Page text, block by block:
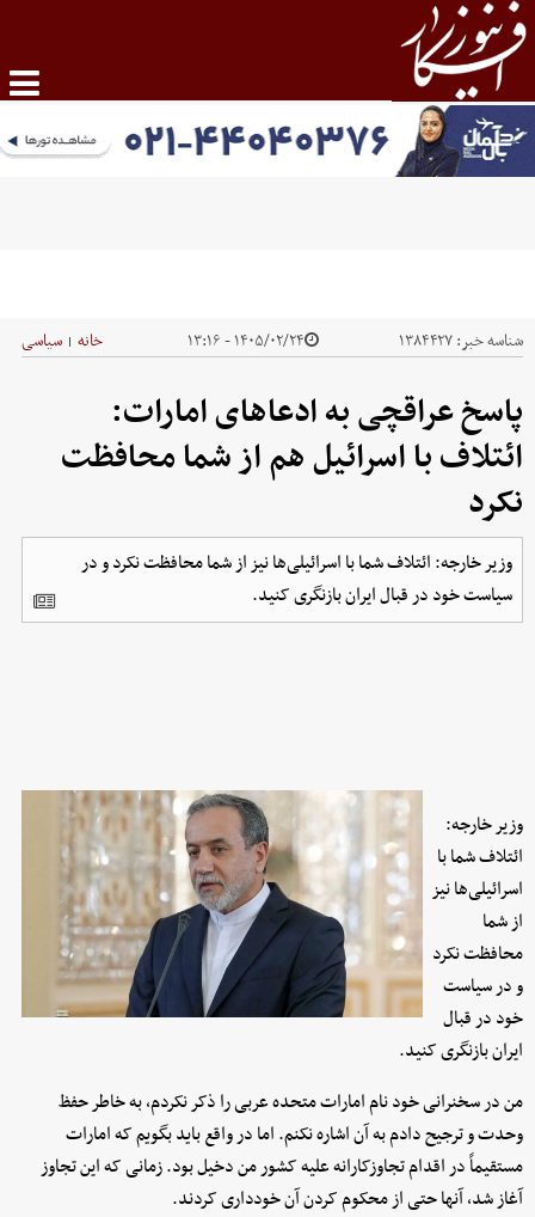
شناسه خبر:۱۳۸۴۴۲۷ ۱۴۰۵/۰۲/۲۴ - ۱۳:۱۶ خانه | سیاسی
پاسخ عراقچی به ادعاهای امارات:
ائتلاف با اسرائیل هم از شما محافظت
نکرد
وزیر خارجه: ائتلاف شما با اسرائیلی‌ها نیز از شما محافظت نکرد و در
سیاست خود در قبال ایران بازنگری کنید.
وزیر خارجه:
ائتلاف شما با
اسرائیلی‌ها نیز
از شما
محافظت نکرد
و در سیاست
خود در قبال
ایران بازنگری کنید.
من در سخنرانی‌ خود نام امارات متحده عربی را ذکر نکردم، به خاطر حفظ
وحدت و ترجیح دادم به آن اشاره نکنم. اما در واقع باید بگویم که امارات
مستقیماً در اقدام تجاوزکارانه علیه کشور من دخیل بود. زمانی که این تجاوز
آغاز شد، آنها حتی از محکوم کردن آن خودداری کردند.